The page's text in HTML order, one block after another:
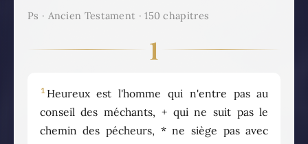
Ps · Ancien Testament · 150 chapitres
1
1 Heureux est l'homme qui n'entre pas au
conseil des méchants, + qui ne suit pas le
chemin des pécheurs, * ne siège pas avec